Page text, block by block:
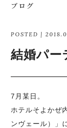
ブログ
POSTED |
結婚パー
7月某日。
ホテルそよかぜ
ンヴェール）」